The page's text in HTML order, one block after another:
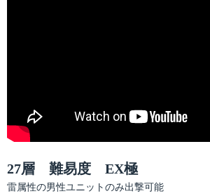
27層 難易度 EX極
雷属性の男性ユニットのみ出撃可能